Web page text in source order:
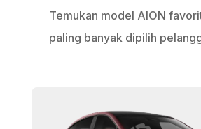
Temukan model AION
paling banyak dipilih